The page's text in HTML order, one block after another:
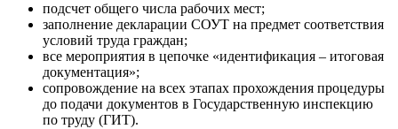
подсчет общего числа рабочих мест;
заполнение декларации СОУТ на предмет соответствия
условий труда граждан;
все мероприятия в цепочке «идентификация – итоговая
документация»;
сопровождение на всех этапах прохождения процедуры
до подачи документов в Государственную инспекцию
по труду (ГИТ).